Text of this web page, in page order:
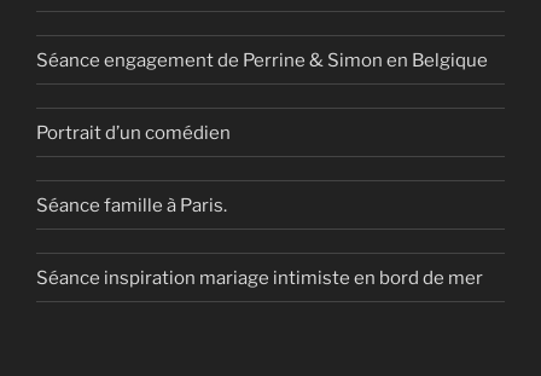
Séance engagement de Perrine & Simon en Belgique
Portrait d’un comédien
Séance famille à Paris.
Séance inspiration mariage intimiste en bord de mer